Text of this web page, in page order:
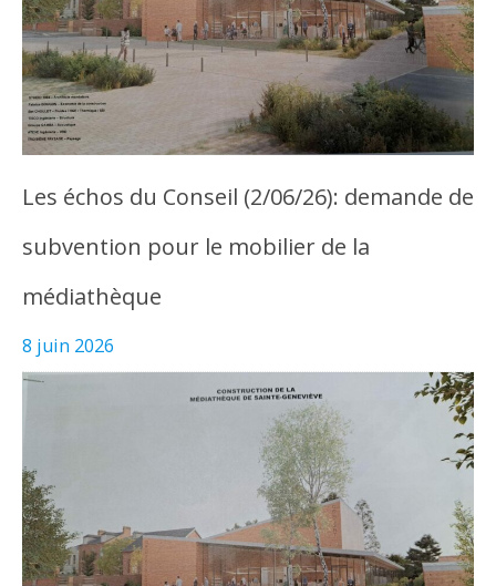
Les échos du Conseil (2/06/26): demande de
subvention pour le mobilier de la
médiathèque
8 juin 2026